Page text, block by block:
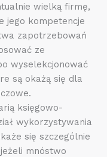
wielką firmę,
jego kompetencje
zapotrzebowań
ze
wyselekcjonować
są okażą się dla
księgowo-
wykorzystywania
się szczególnie
mnóstwo